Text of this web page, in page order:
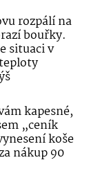
rozpálí na
bouřky.
situaci v
kapesné,
„ceník
koše
nákup 90